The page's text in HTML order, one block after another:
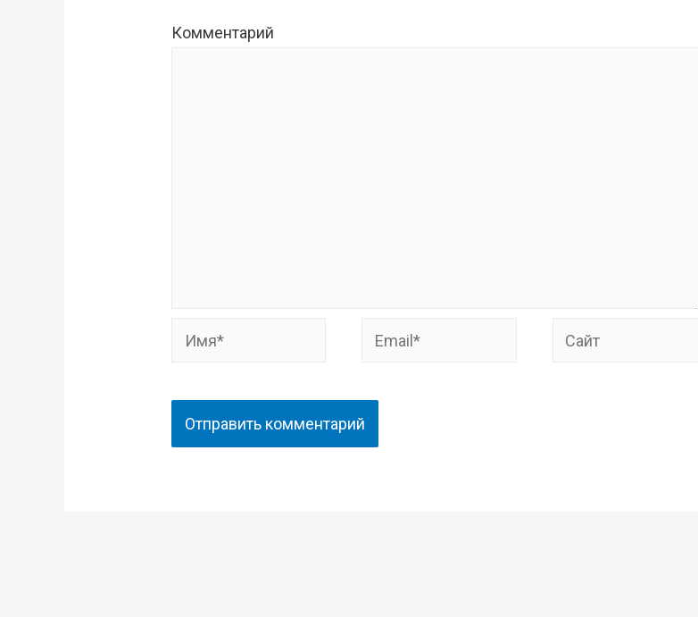
Комментарий
Имя* Email* Сайт